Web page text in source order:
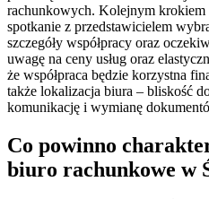
rachunkowych. Kolejnym
spotkanie z przedstawicielem
szczegóły współpracy oraz
uwagę na ceny usług oraz
że współpraca będzie korzystna
także lokalizacja biura – bliskość
komunikację i wymianę
Co powinno
biuro rachunkowe w